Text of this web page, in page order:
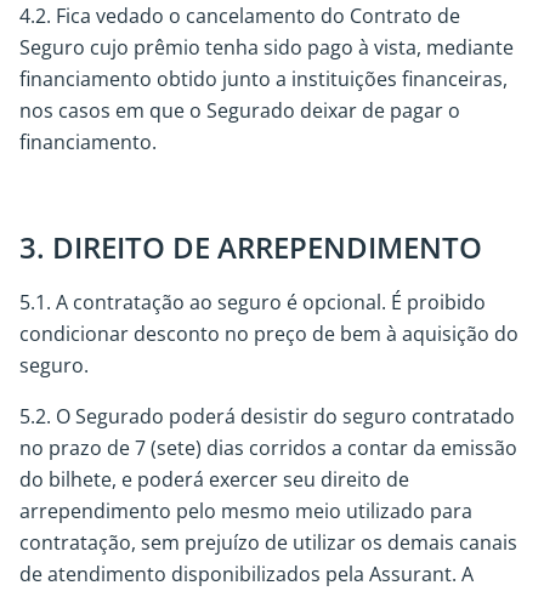
4.2. Fica vedado o cancelamento do Contrato de
Seguro cujo prêmio tenha sido pago à vista, mediante
financiamento obtido junto a instituições financeiras,
nos casos em que o Segurado deixar de pagar o
financiamento.
3. DIREITO DE ARREPENDIMENTO
5.1. A contratação ao seguro é opcional. É proibido
condicionar desconto no preço de bem à aquisição do
seguro.
5.2. O Segurado poderá desistir do seguro contratado
no prazo de 7 (sete) dias corridos a contar da emissão
do bilhete, e poderá exercer seu direito de
arrependimento pelo mesmo meio utilizado para
contratação, sem prejuízo de utilizar os demais canais
de atendimento disponibilizados pela Assurant. A